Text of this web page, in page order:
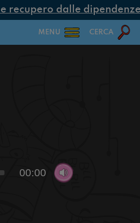
dalle dipendenze
MENU CERCA
00:00